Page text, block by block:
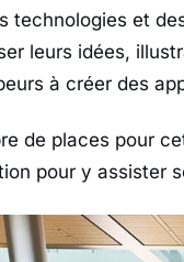
technologies et
leurs idées,
à créer des
de places pour
pour y assister